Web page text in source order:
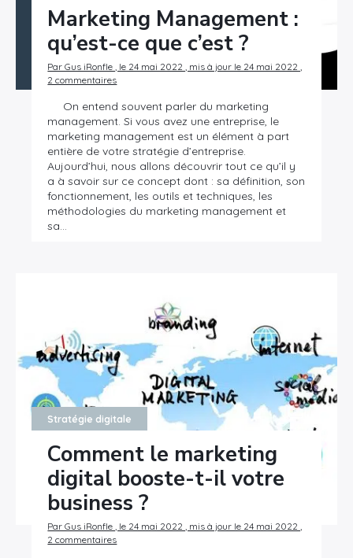
Marketing Management :
qu’est-ce que c’est ?
Par Gus iRonfle , le 24 mai 2022 , mis à jour le 24 mai 2022 ,
2 commentaires
On entend souvent parler du marketing
management. Si vous avez une entreprise, le
marketing management est un élément à part
entière de votre stratégie d’entreprise.
Aujourd’hui, nous allons découvrir tout ce qu’il y
a à savoir sur ce concept dont : sa définition, son
fonctionnement, les outils et techniques, les
méthodologies du marketing management et
sa…
Stratégie digitale
Comment le marketing
digital booste-t-il votre
business ?
Par Gus iRonfle , le 24 mai 2022 , mis à jour le 24 mai 2022 ,
2 commentaires